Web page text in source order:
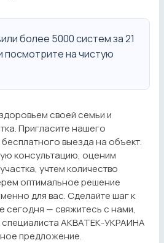
более 5000 систем за 21
посмотрите на чистую
своей семьи и
Пригласите нашего
выезда на объект.
консультацию, оценим
учтем количество
оптимальное решение
для вас. Сделайте шаг к
сегодня — свяжитесь с нами,
специалиста АКВАТЕК-УКРАИНА
предложение.